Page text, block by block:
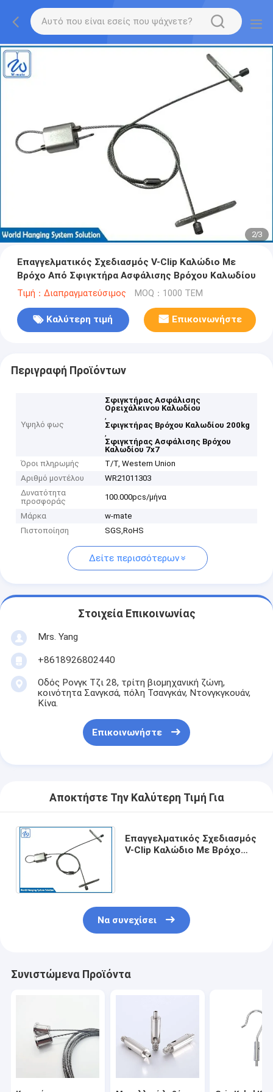
2/3
Επαγγελματικός Σχεδιασμός V-Clip Καλώδιο Με
Βρόχο Από Σφιγκτήρα Ασφάλισης Βρόχου Καλωδίου
Τιμή：Διαπραγματεύσιμος MOQ：1000 ΤΕΜ
Καλύτερη τιμή Επικοινωνήστε
Περιγραφή Προϊόντων
Υψηλό φως
Σφιγκτήρας Ασφάλισης
Ορειχάλκινου Καλωδίου
,
Σφιγκτήρας Βρόχου Καλωδίου 200kg
,
Σφιγκτήρας Ασφάλισης Βρόχου
Καλωδίου 7x7
Όροι πληρωμής
T/T, Western Union
Αριθμό μοντέλου
WR21011303
Δυνατότητα
προσφοράς
100.000pcs/μήνα
Μάρκα
w-mate
Πιστοποίηση
SGS,RoHS
Δείτε περισσότερων
Στοιχεία Επικοινωνίας
Mrs. Yang
+8618926802440
Οδός Ρονγκ Τζι 28, τρίτη βιομηχανική ζώνη,
κοινότητα Σανγκσά, πόλη Τσανγκάν, Ντονγκγκουάν,
Κίνα.
Επικοινωνήστε
Αποκτήστε Την Καλύτερη Τιμή Για
Επαγγελματικός Σχεδιασμός
V-Clip Καλώδιο Με Βρόχο
Να συνεχίσει
Συνιστώμενα Προϊόντα